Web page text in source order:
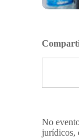
No
jurídicos,